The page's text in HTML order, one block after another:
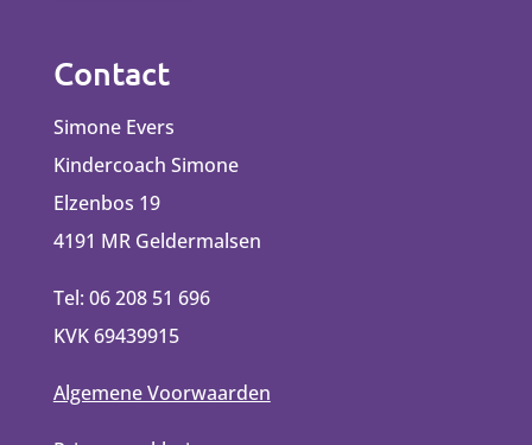
Contact
Simone Evers
Kindercoach Simone
Elzenbos 19
4191 MR Geldermalsen
Tel: 06 208 51 696
KVK 69439915
Algemene Voorwaarden